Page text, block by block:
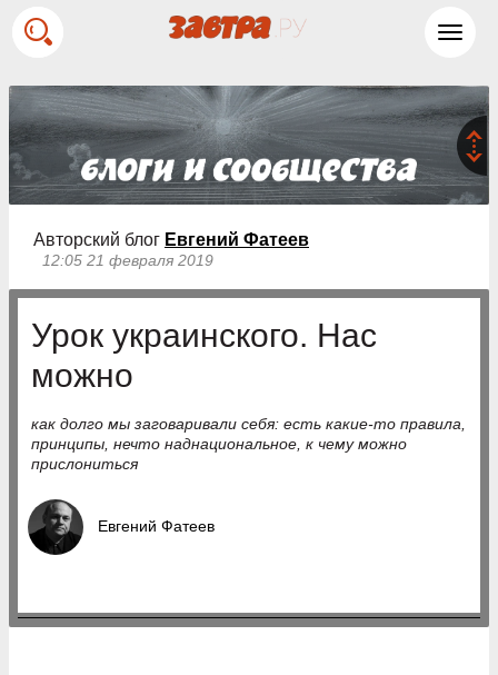
Авторский блог Евгений Фатеев
12:05 21 февраля 2019
Урок украинского. Нас
можно
как долго мы заговаривали себя: есть какие-то правила,
принципы, нечто наднациональное, к чему можно
прислониться
Евгений Фатеев